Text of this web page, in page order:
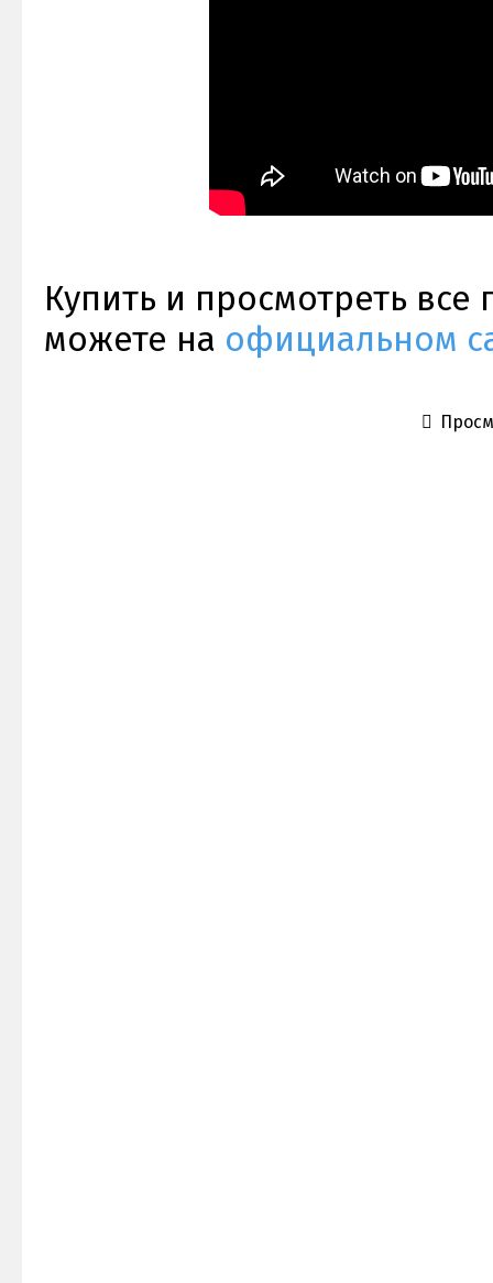
Купить и просмотреть
можете на официальном